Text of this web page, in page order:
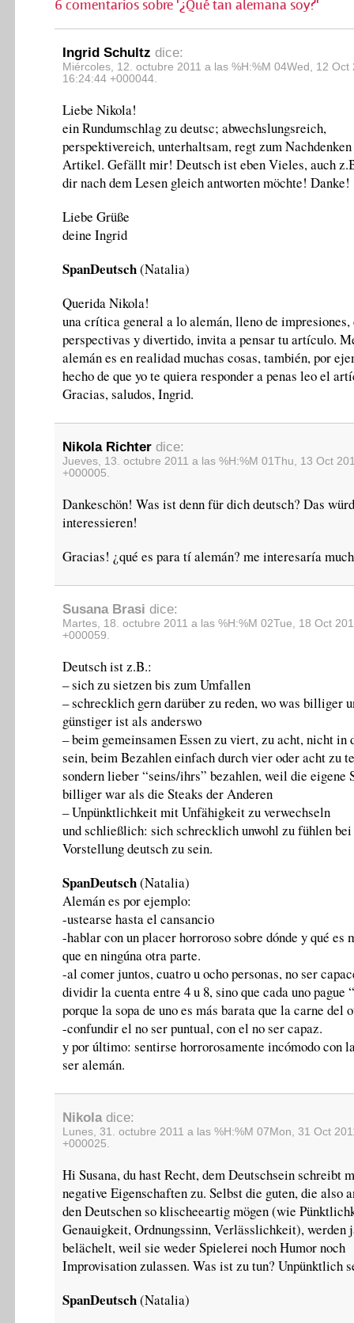
6 comentarios sobre '¿Qué tan alemana soy?'
Ingrid Schultz dice:
Miércoles, 12. octubre 2011 a las %H:%M 04Wed, 12 Oct
16:24:44 +000044.
Liebe Nikola!
ein Rundumschlag zu deutsc; abwechslungsreich,
perspektivereich, unterhaltsam, regt zum
Artikel. Gefällt mir! Deutsch ist eben Vieles, auch
dir nach dem Lesen gleich antworten möchte! Danke!
Liebe Grüße
deine Ingrid
SpanDeutsch(Natalia)
Querida Nikola!
una crítica general a lo alemán, lleno de impresiones,
perspectivas y divertido, invita a pensar tu artículo.
alemán es en realidad muchas cosas, también, por
hecho de que yo te quiera responder a penas leo el
Gracias, saludos, Ingrid.
Nikola Richter dice:
Jueves, 13. octubre 2011 a las %H:%M 01Thu, 13 Oct
+000005.
Dankeschön! Was ist denn für dich deutsch? Das
interessieren!
Gracias! ¿qué es para tí alemán? me interesaría
Susana Brasi dice:
Martes, 18. octubre 2011 a las %H:%M 02Tue, 18 Oct
+000059.
Deutsch ist z.B.:
– sich zu sietzen bis zum Umfallen
– schrecklich gern darüber zu reden, wo was billiger
günstiger ist als anderswo
– beim gemeinsamen Essen zu viert, zu acht, nicht in
sein, beim Bezahlen einfach durch vier oder acht zu
sondern lieber “seins/ihrs” bezahlen, weil die eigene
billiger war als die Steaks der Anderen
– Unpünktlichkeit mit Unfähigkeit zu verwechseln
und schließlich: sich schrecklich unwohl zu fühlen
Vorstellung deutsch zu sein.
SpanDeutsch(Natalia)
Alemán es por ejemplo:
-ustearse hasta el cansancio
-hablar con un placer horroroso sobre dónde y qué es
que en ningúna otra parte.
-al comer juntos, cuatro u ocho personas, no ser
dividir la cuenta entre 4 u 8, sino que cada uno pague
porque la sopa de uno es más barata que la carne del
-confundir el no ser puntual, con el no ser capaz.
y por último: sentirse horrorosamente incómodo con
ser alemán.
Nikola dice:
Lunes, 31. octubre 2011 a las %H:%M 07Mon, 31 Oct
+000025.
Hi Susana, du hast Recht, dem Deutschsein schreibt
negative Eigenschaften zu. Selbst die guten, die also
den Deutschen so klischeeartig mögen (wie
Genauigkeit, Ordnungssinn, Verlässlichkeit), werden
belächelt, weil sie weder Spielerei noch Humor noch
Improvisation zulassen. Was ist zu tun? Unpünktlich
SpanDeutsch(Natalia)